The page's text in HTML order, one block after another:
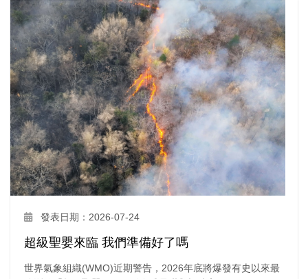
發表日期：2026-07-24
超級聖嬰來臨 我們準備好了嗎
世界氣象組織(WMO)近期警告，2026年底將爆發有史以來最